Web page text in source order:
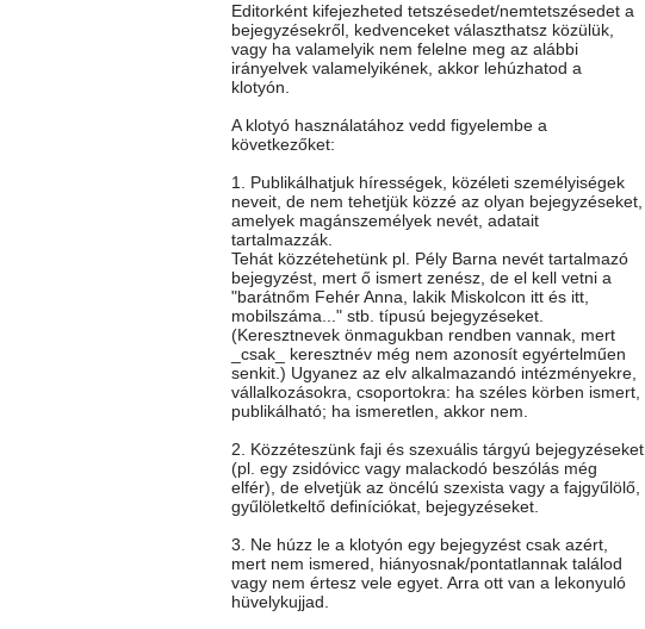
Editorként kifejezheted tetszésedet/nemtetszésedet a
bejegyzésekről, kedvenceket választhatsz közülük,
vagy ha valamelyik nem felelne meg az alábbi
irányelvek valamelyikének, akkor lehúzhatod a
klotyón.
A klotyó használatához vedd figyelembe a
következőket:
1. Publikálhatjuk hírességek, közéleti személyiségek
neveit, de nem tehetjük közzé az olyan bejegyzéseket,
amelyek magánszemélyek nevét, adatait
tartalmazzák.
Tehát közzétehetünk pl. Pély Barna nevét tartalmazó
bejegyzést, mert ő ismert zenész, de el kell vetni a
"barátnőm Fehér Anna, lakik Miskolcon itt és itt,
mobilszáma..." stb. típusú bejegyzéseket.
(Keresztnevek önmagukban rendben vannak, mert
_csak_ keresztnév még nem azonosít egyértelműen
senkit.) Ugyanez az elv alkalmazandó intézményekre,
vállalkozásokra, csoportokra: ha széles körben ismert,
publikálható; ha ismeretlen, akkor nem.
2. Közzéteszünk faji és szexuális tárgyú bejegyzéseket
(pl. egy zsidóvicc vagy malackodó beszólás még
elfér), de elvetjük az öncélú szexista vagy a fajgyűlölő,
gyűlöletkeltő definíciókat, bejegyzéseket.
3. Ne húzz le a klotyón egy bejegyzést csak azért,
mert nem ismered, hiányosnak/pontatlannak találod
vagy nem értesz vele egyet. Arra ott van a lekonyuló
hüvelykujjad.